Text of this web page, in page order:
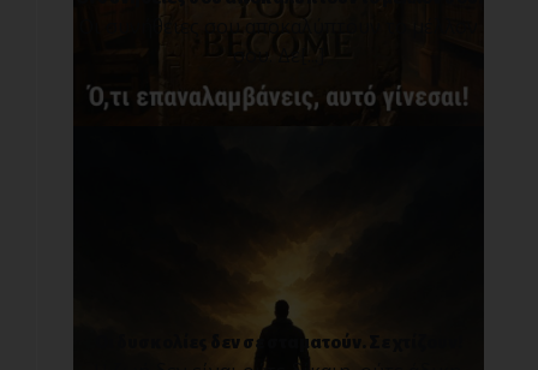
Οι συνήθειες σου αποκαλύπτουν το μέλλον
Οι δυσκολίες δεν σε σταματούν. Σε χτίζουν!